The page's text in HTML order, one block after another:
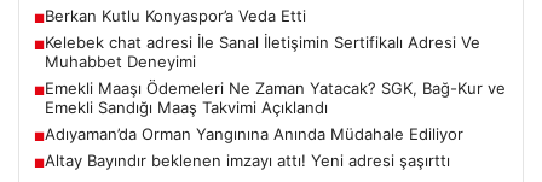
■Berkan Kutlu Konyaspor’a Veda Etti
■Kelebek chat adresi İle Sanal İletişimin Sertifikalı Adresi Ve
Muhabbet Deneyimi
■Emekli Maaşı Ödemeleri Ne Zaman Yatacak? SGK, Bağ-Kur ve
Emekli Sandığı Maaş Takvimi Açıklandı
■Adıyaman’da Orman Yangınına Anında Müdahale Ediliyor
■Altay Bayındır beklenen imzayı attı! Yeni adresi şaşırttı